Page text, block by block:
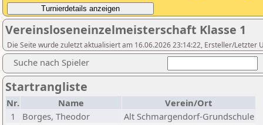
Vereinsloseneinzelmeisterschaft Klasse 1
Die Seite wurde zuletzt aktualisiert am 16.06.2026 23:14:22, Ersteller/Letzter
Suche nach Spieler
Startrangliste
Nr. Name
Verein/Ort
1
Borges, Theodor
Alt Schmargendorf-Grundschule